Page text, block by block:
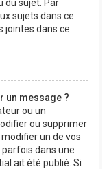
du sujet. Par
sujets dans ce
jointes dans ce
un message ?
ou un
ou supprimer
un de vos
dans une
ait été publié. Si